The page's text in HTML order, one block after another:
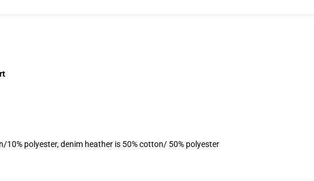
polyester, denim heather is 50% cotton/ 50% polyester